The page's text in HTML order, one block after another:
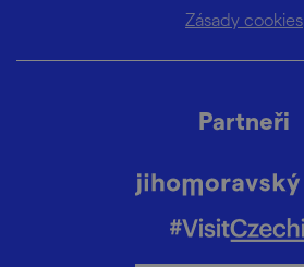
Zásady cookies
Partneři